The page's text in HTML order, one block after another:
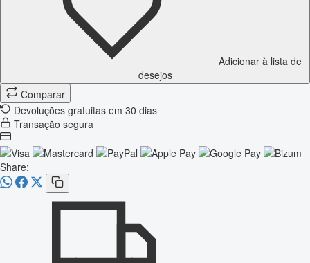
Adicionar à lista de
desejos
Comparar
Devoluções gratuitas em 30 dias
Transação segura
Share: